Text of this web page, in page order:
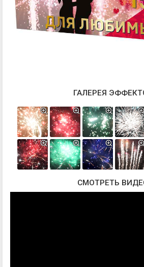
ГАЛЕРЕЯ
СМОТРЕТЬ